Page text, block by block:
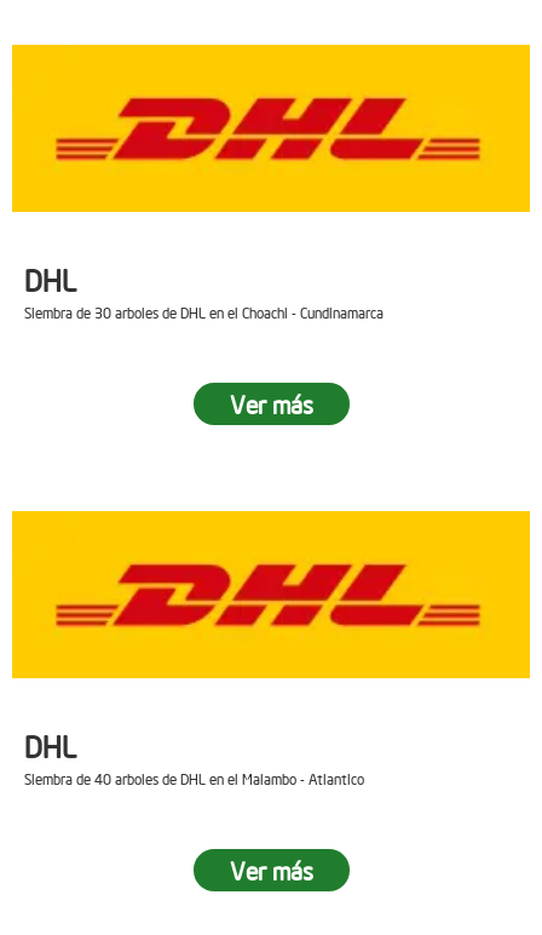
DHL
Siembra de 30 arboles de DHL en el Choachi - Cundinamarca
Ver más
DHL
Siembra de 40 arboles de DHL en el Malambo - Atlantico
Ver más